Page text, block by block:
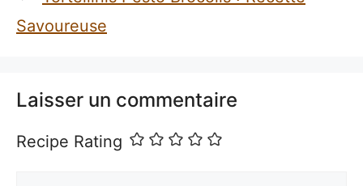
Savoureuse
Laisser un commentaire
Recipe Rating